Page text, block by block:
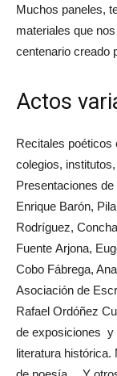
Muchos paneles,
materiales que
centenario creado
Actos
Recitales poéticos
colegios,
Presentaciones
Enrique Barón,
Rodríguez,
Fuente Arjona,
Cobo Fábrega,
Asociación de
Rafael Ordóñez
de exposiciones y
literatura